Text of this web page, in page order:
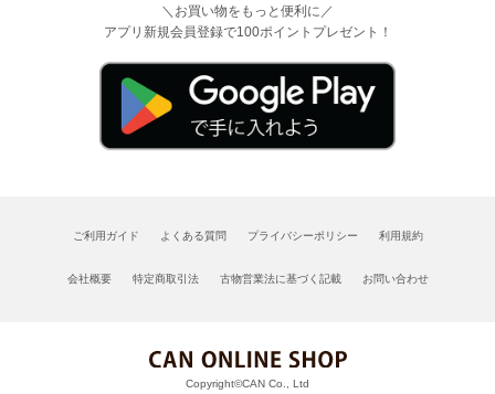
＼お買い物をもっと便利に／
アプリ新規会員登録で100ポイントプレゼント！
ご利用ガイド よくある質問 プライバシーポリシー 利用規約
会社概要 特定商取引法 古物営業法に基づく記載 お問い合わせ
Copyright©CAN Co., Ltd